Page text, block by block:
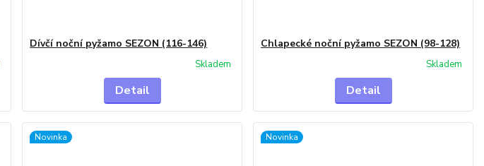
Dívčí noční pyžamo SEZON (116-146)
Skladem
Detail
Chlapecké noční pyžamo SEZON (98-128)
Skladem
Detail
Novinka Novinka